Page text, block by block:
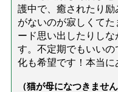
護中で、癒されたり
がないのが寂しくて
ード思い出したりし
す。不定期でもいい
化も希望です！本当に
（猫が母になつきませ